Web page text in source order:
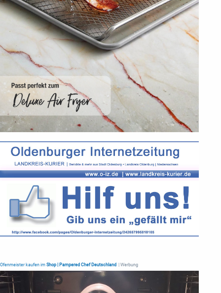
Ofenmeister kaufen im Shop | Pampered Chef Deutschland | Werbung